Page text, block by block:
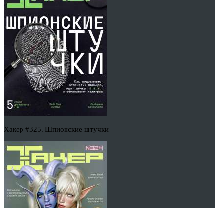
Хакер #325. Шпионские штучки